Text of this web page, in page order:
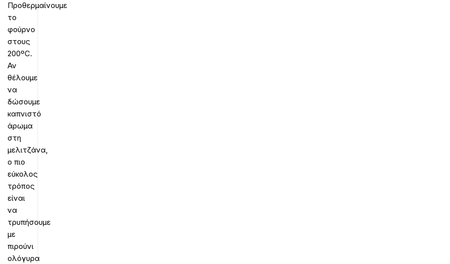
Προθερμαίνουμε
το
φούρνο
στους
200ºC.
Αν
θέλουμε
να
δώσουμε
καπνιστό
άρωμα
στη
μελιτζάνα,
ο πιο
εύκολος
τρόπος
είναι
να
τρυπήσουμε
με
πιρούνι
ολόγυρα